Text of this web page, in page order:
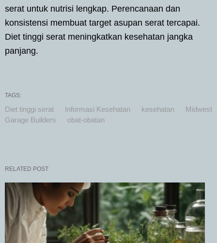
serat untuk nutrisi lengkap. Perencanaan dan
konsistensi membuat target asupan serat tercapai.
Diet tinggi serat meningkatkan kesehatan jangka
panjang.
TAGS:
Diet tinggi serat Informasi Kesehatan kesehatan
Midwest
Garage Builders
obat-obatan
RELATED POST